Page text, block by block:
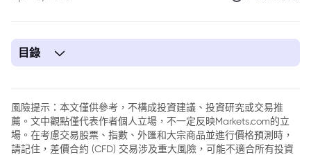
目錄
已
風險提示：本文僅供參考，不構成投資建議、投資研究或交易推
薦。文中觀點僅代表作者個人立場，不一定反映Markets.com的立
場。在考慮交易股票、指數、外匯和大宗商品並進行價格預測時，
請記住，差價合約 (CFD) 交易涉及重大風險，可能不適合所有投資